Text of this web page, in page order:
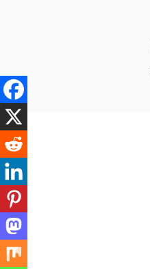
へ
ス
キ
プ